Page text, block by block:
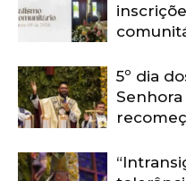
5º dia